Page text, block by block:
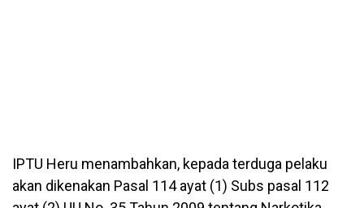
IPTU Heru menambahkan, kepada terduga pelaku
akan dikenakan Pasal 114 ayat (1) Subs pasal 112